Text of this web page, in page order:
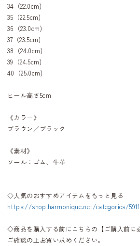
34（22.0cm)
35（22.5cm)
36（23.0cm)
37（23.5cm)
38（24.0cm)
39（24.5cm)
40（25.0cm)
ヒール高さ5cm
《カラー》
ブラウン／ブラック
《素材》
ソール：ゴム、牛革
◇人気のおすすめアイテムをもっと見る
https://shop.harmonique.net/categories/
◇商品を購入する前にこちらの【ご購入前に
ご確認の上お買い求めください。